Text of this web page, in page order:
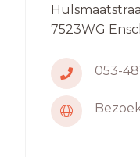
7523WG
053-